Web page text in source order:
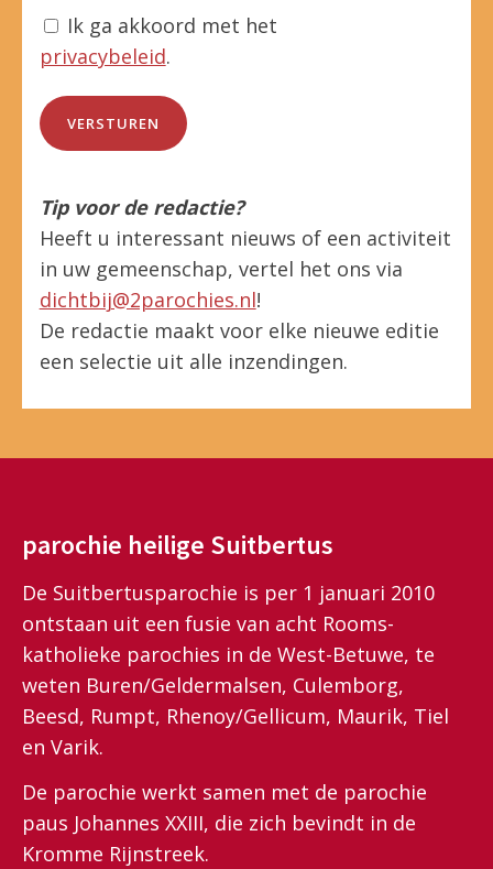
Ik ga akkoord met het
privacybeleid.
Tip voor de redactie?
Heeft u interessant nieuws of een activiteit
in uw gemeenschap, vertel het ons via
dichtbij@2parochies.nl!
De redactie maakt voor elke nieuwe editie
een selectie uit alle inzendingen.
parochie heilige Suitbertus
De Suitbertusparochie is per 1 januari 2010
ontstaan uit een fusie van acht Rooms-
katholieke parochies in de West-Betuwe, te
weten Buren/Geldermalsen, Culemborg,
Beesd, Rumpt, Rhenoy/Gellicum, Maurik, Tiel
en Varik.
De parochie werkt samen met de parochie
paus Johannes XXIII, die zich bevindt in de
Kromme Rijnstreek.